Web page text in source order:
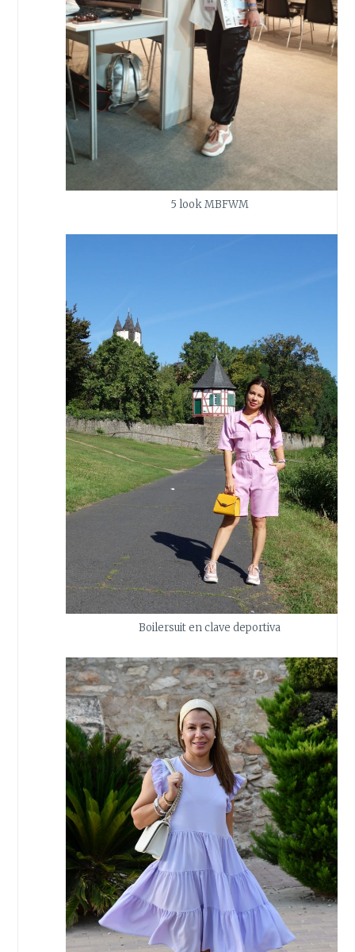
5 look MBFWM
Boilersuit en clave deportiva